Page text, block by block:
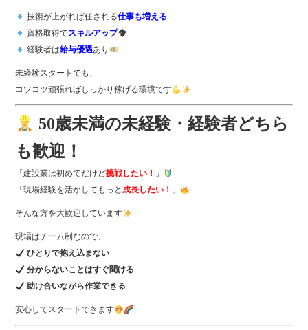
技術が上がれば任される仕事も増える
資格取得でスキルアップ
経験者は給与優遇あり
未経験スタートでも、
コツコツ頑張ればしっかり稼げる環境です
50歳未満の未経験・経験者どちら
も歓迎！
「建設業は初めてだけど挑戦したい！
」
「現場経験を活かしてもっと成長したい！ 」
そんな方を大歓迎しています
現場はチーム制なので、
ひとりで抱え込まない
分からないことはすぐ聞ける
助け合いながら作業できる
安心してスタートできます